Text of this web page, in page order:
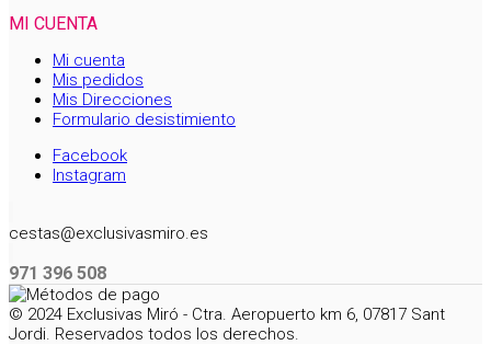
MI CUENTA
Mi cuenta
Mis pedidos
Mis Direcciones
Formulario desistimiento
Facebook
Instagram
cestas@exclusivasmiro.es
971 396 508
© 2024 Exclusivas Miró - Ctra. Aeropuerto km 6, 07817 Sant
Jordi. Reservados todos los derechos.